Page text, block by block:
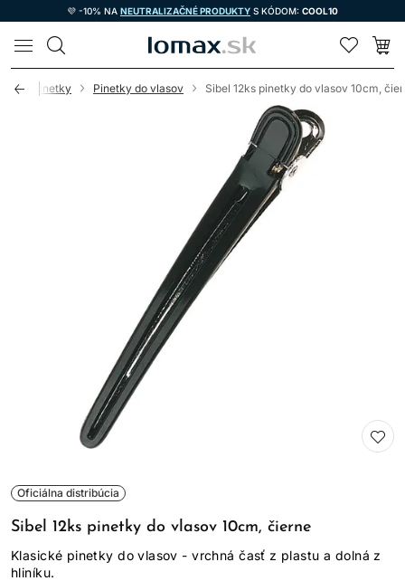
💜 -10% NA NEUTRALIZAČNÉ PRODUKTY S KÓDOM: COOL10
LOMAX
a pinetky Pinetky do vlasov Sibel 12ks pinetky do vlasov 10cm,
Oficiálna distribúcia
Sibel 12ks pinetky do vlasov 10cm, čierne
Klasické pinetky do vlasov - vrchná časť z plastu a dolná z
hliníku.